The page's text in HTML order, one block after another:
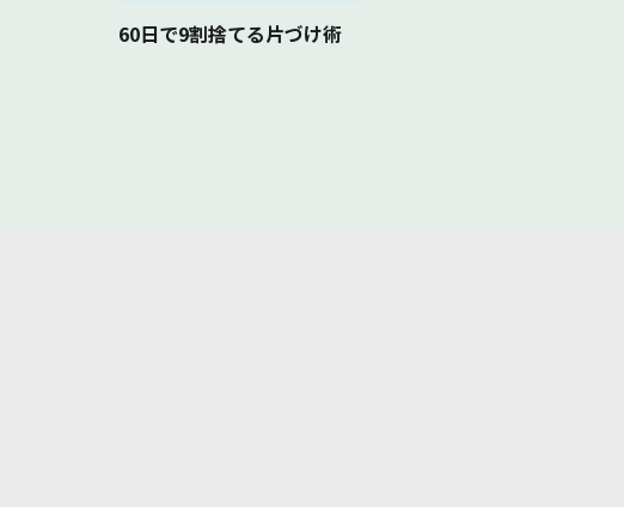
60日で9割捨てる片づけ術